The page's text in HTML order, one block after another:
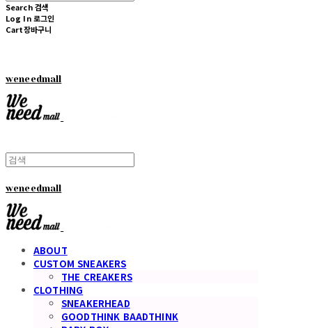
Search 검색
Log In 로그인
Cart장바구니
weneedmall
weneedmall
ABOUT
CUSTOM SNEAKERS
THE CREAKERS
CLOTHING
SNEAKERHEAD
GOODTHINK BAADTHINK